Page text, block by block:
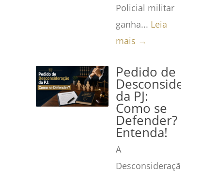
Policial militar
ganha... Leia
mais →
Pedido de
Desconsideração
da PJ:
Como se
Defender?
Entenda!
A
Desconsideração